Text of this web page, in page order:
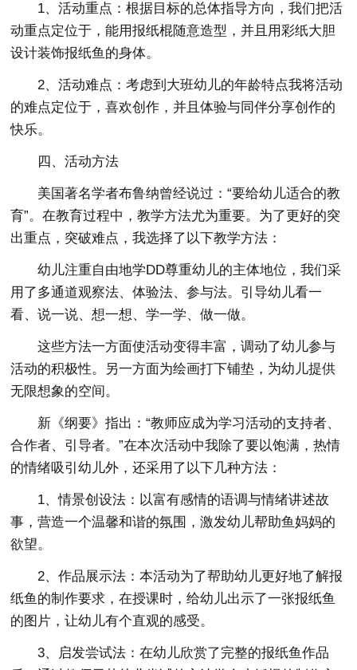
1、活动重点：根据目标的总体指导方向，我们把活
动重点定位于，能用报纸棍随意造型，并且用彩纸大胆
设计装饰报纸鱼的身体。
2、活动难点：考虑到大班幼儿的年龄特点我将活动
的难点定位于，喜欢创作，并且体验与同伴分享创作的
快乐。
四、活动方法
美国著名学者布鲁纳曾经说过：“要给幼儿适合的教
育”。在教育过程中，教学方法尤为重要。为了更好的突
出重点，突破难点，我选择了以下教学方法：
幼儿注重自由地学DD尊重幼儿的主体地位，我们采
用了多通道观察法、体验法、参与法。引导幼儿看一
看、说一说、想一想、学一学、做一做。
这些方法一方面使活动变得丰富，调动了幼儿参与
活动的积极性。另一方面为绘画打下铺垫，为幼儿提供
无限想象的空间。
新《纲要》指出：“教师应成为学习活动的支持者、
合作者、引导者。”在本次活动中我除了要以饱满，热情
的情绪吸引幼儿外，还采用了以下几种方法：
1、情景创设法：以富有感情的语调与情绪讲述故
事，营造一个温馨和谐的氛围，激发幼儿帮助鱼妈妈的
欲望。
2、作品展示法：本活动为了帮助幼儿更好地了解报
纸鱼的制作要求，在授课时，给幼儿出示了一张报纸鱼
的图片，让幼儿有个直观的感受。
3、启发尝试法：在幼儿欣赏了完整的报纸鱼作品